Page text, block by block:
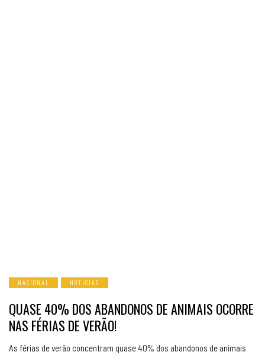
NACIONAL NOTICIAS
QUASE 40% DOS ABANDONOS DE ANIMAIS OCORRE
NAS FÉRIAS DE VERÃO!
As férias de verão concentram quase 40% dos abandonos de animais